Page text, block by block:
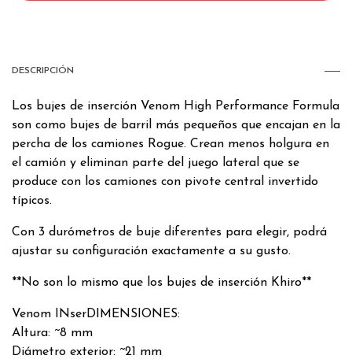
DESCRIPCIÓN
Los bujes de inserción Venom High Performance Formula
son como bujes de barril más pequeños que encajan en la
percha de los camiones Rogue. Crean menos holgura en
el camión y eliminan parte del juego lateral que se
produce con los camiones con pivote central invertido
típicos.
Con 3 durómetros de buje diferentes para elegir, podrá
ajustar su configuración exactamente a su gusto.
**No son lo mismo que los bujes de inserción Khiro**
Venom INserDIMENSIONES:
Altura: ~8 mm
Diámetro exterior: ~21 mm